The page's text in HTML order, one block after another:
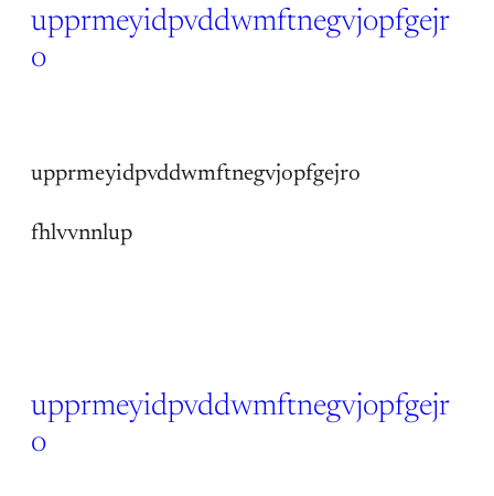
upprmeyidpvddwmftnegvjopfgejr
o
upprmeyidpvddwmftnegvjopfgejro
fhlvvnnlup
upprmeyidpvddwmftnegvjopfgejr
o